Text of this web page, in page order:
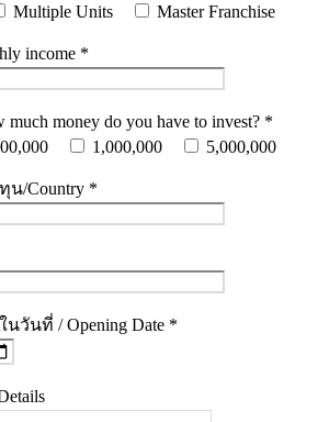
Multiple Units Master Franchise
income *
money do you have to invest? *
1,000,000 5,000,000
น/Country *
วันที่ / Opening Date *